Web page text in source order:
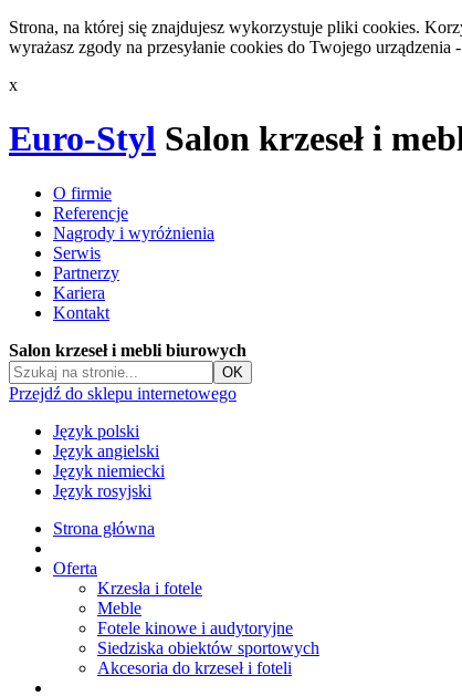
Strona, na której się znajdujesz wykorzystuje pliki cookies.
wyrażasz zgody na przesyłanie cookies do Twojego
x
Euro-Styl Salon krzeseł i
O firmie
Referencje
Nagrody i wyróżnienia
Serwis
Partnerzy
Kariera
Kontakt
Salon krzeseł i mebli biurowych
Przejdź do sklepu internetowego
Język polski
Język angielski
Język niemiecki
Język rosyjski
Strona główna
Oferta
Krzesła i fotele
Meble
Fotele kinowe i audytoryjne
Siedziska obiektów sportowych
Akcesoria do krzeseł i foteli